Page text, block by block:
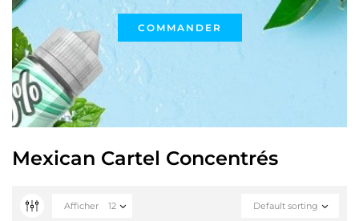
COMMANDER
Mexican Cartel Concentrés
Default sorting
Afficher 12